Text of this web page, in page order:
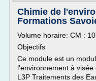
Chimie de
Formations
Volume horaire: CM :
Objectifs
Ce module est un
l'environnement à
L3P Traitements des